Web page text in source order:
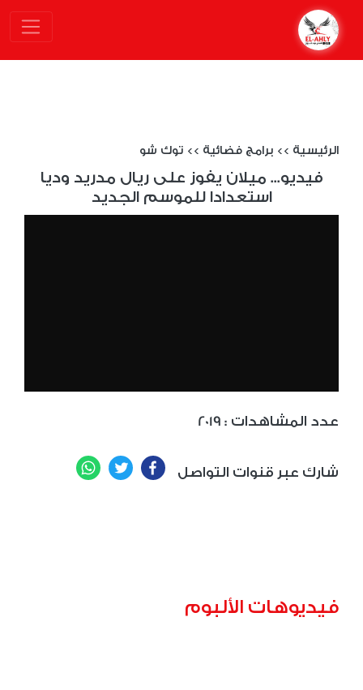
الرئيسية >> برامج فضائية >> توك شو
فيديو... ميلان يفوز على ريال مدريد وديا
استعدادا للموسم الجديد
2019 : عدد المشاهدات
شارك عبر قنوات التواصل Facebook
Twitter
فيديوهات الألبوم